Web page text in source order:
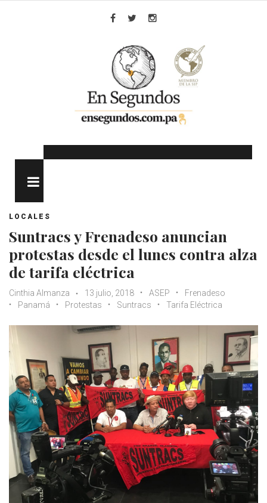
LOCALES
Suntracs y Frenadeso anuncian
protestas desde el lunes contra alza
de tarifa eléctrica
Cinthia Almanza 13 julio, 2018 ASEP
Frenadeso
Panamá
Protestas Suntracs Tarifa Eléctrica